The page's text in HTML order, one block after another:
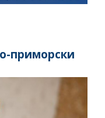
приморски